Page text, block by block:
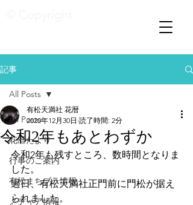
記事
All Posts
花暦たより
行事のご案内
有松まちブラ情報
メディア情報
All Posts
令和2年もあとわずか
有松天満社 花暦
2020年12月30日 読了時間: 2分
令和2年も残すところ、数時間となりま
した。
過日、有松天満社正門前に門松が据え
られました。